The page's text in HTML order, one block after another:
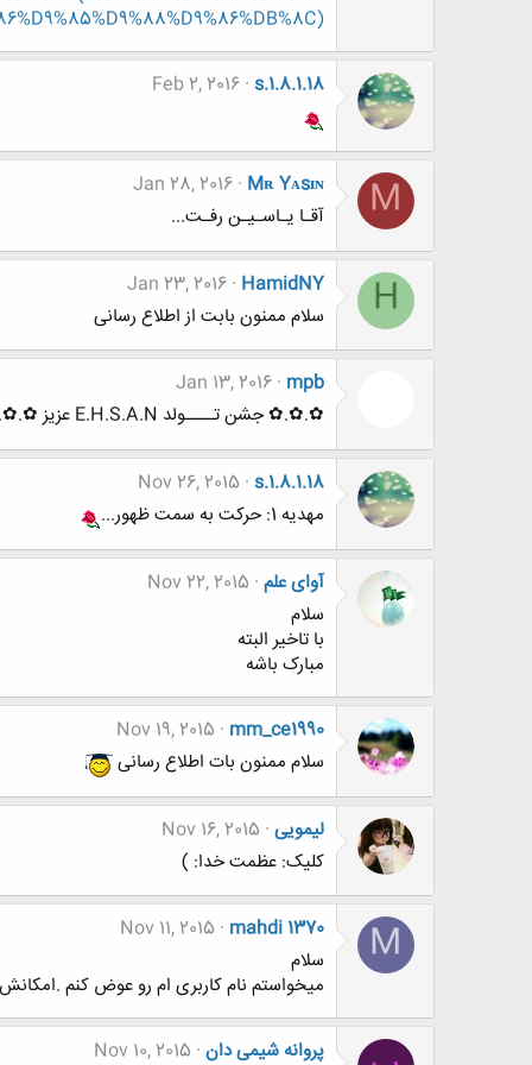
s.1.8.1.18
Feb 2, 2016
M
Mʀ Yᴀsɪɴ
Jan 28, 2016
آقـا یـاسـیـن رفـت...
H
HamidNY
Jan 23, 2016
سلام ممنون بابت از اطلاع رسانی
mpb
Jan 13, 2016
✿.✿.✿ جشن تــــولد E.H.S.A.N عزیز ✿.✿.✿
s.1.8.1.18
Nov 26, 2015
مهدیه 1: حرکت به سمت ظهور...
آوای علم Nov 22, 2015
سلام
با تاخیر البته
مبارک باشه
mm_ce1990
Nov 19, 2015
سلام ممنون بات اطلاع رسانی
لیمویی Nov 16, 2015
کلیک: عظمت خدا: )
M
mahdi 1370
Nov 11, 2015
سلام
میخواستم نام کاربری ام رو عوض کنم
پروانه شیمی دان Nov 10, 2015